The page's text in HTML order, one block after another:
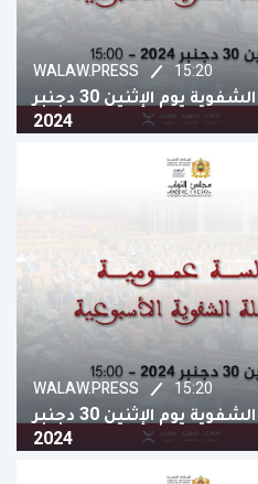
WALAW.PRESS 15:20
جلسة عمومية للأسئلة الشفوية يوم الإثنين 30 دجنبر
2024
WALAW.PRESS 15:20
جلسة عمومية للأسئلة الشفوية يوم الإثنين 30 دجنبر
2024